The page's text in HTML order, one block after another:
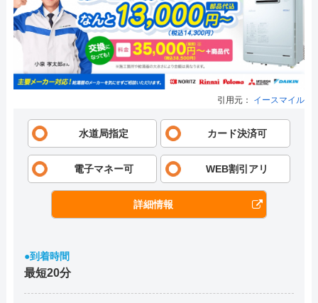
引用元： イースマイル
水道局指定 カード決済可
電子マネー可 WEB割引アリ
詳細情報
●到着時間
最短20分